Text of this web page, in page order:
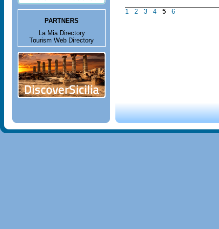
PARTNERS
La Mia Directory
Tourism Web Directory
1 2 3 4 5 6